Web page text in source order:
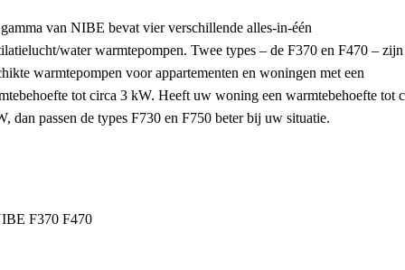
van NIBE bevat vier verschillende alles-in-één
water warmtepompen. Twee types – de F370 en F470 – zijn
warmtepompen voor appartementen en woningen met een
tot circa 3 kW. Heeft uw woning een warmtebehoefte tot
dan passen de types F730 en F750 beter bij uw situatie.